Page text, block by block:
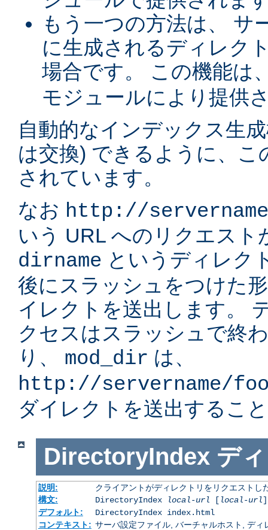
もう一つの方法は、 サ
に生成されるディレク
場合です。 この機能は
モジュールにより提供
自動的なインデックス生
は交換) できるように、こ
されています。
なお http://
いう URL へのリクエスト
dirname というディレク
後にスラッシュをつけた
イレクトを送出します。
クセスはスラッシュで終
り、 mod_dir は、
http://servername/
ダイレクトを送出するこ
DirectoryIndex デ
説明:
クライアントがディレクトリをリクエストし
構文:
DirectoryIndex local-url [ local-url
デフォルト:
DirectoryIndex index.html
コンテキスト: サーバ設定ファイル, バーチャルホスト, ディ